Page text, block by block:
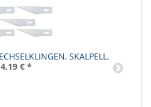
SKALPELL,
4,19 € *